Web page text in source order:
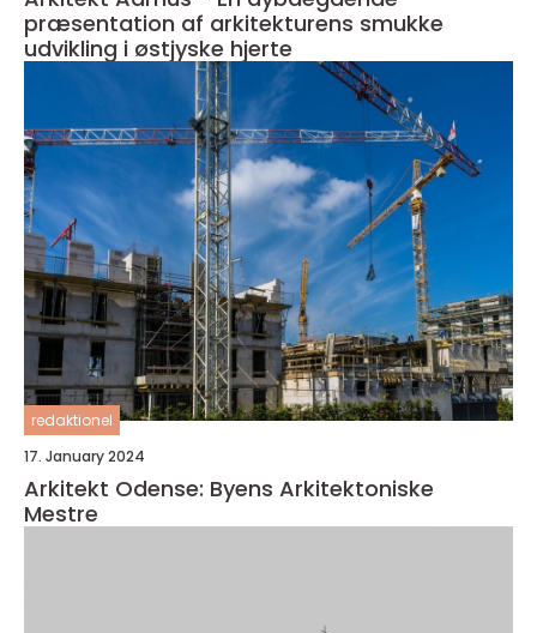
præsentation af arkitekturens smukke
udvikling i østjyske hjerte
redaktionel
17. January 2024
Arkitekt Odense: Byens Arkitektoniske
Mestre